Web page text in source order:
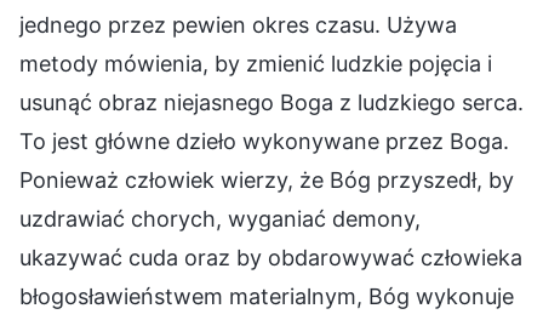
jednego przez pewien okres czasu. Używa
metody mówienia, by zmienić ludzkie pojęcia i
usunąć obraz niejasnego Boga z ludzkiego serca.
To jest główne dzieło wykonywane przez Boga.
Ponieważ człowiek wierzy, że Bóg przyszedł, by
uzdrawiać chorych, wyganiać demony,
ukazywać cuda oraz by obdarowywać człowieka
błogosławieństwem materialnym, Bóg wykonuje